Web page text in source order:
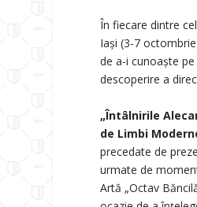
În fiecare dintre
Iași (3-7
de a-i cunoaște
descoperire a
„Întâlnirile
de Limbi
precedate de
urmate de
Artă „Octav